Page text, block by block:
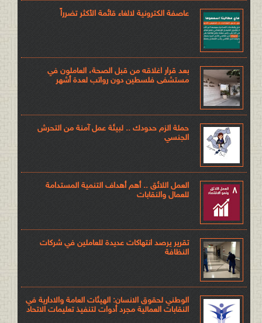
عاصفة الكترونية لالغاء قائمة الأكثر تضرراً
بعد قرار اغلاقه من قبل الصحة، العاملون في
مستشفى فلسطين دون رواتب لعدة أشهر
حملة الزم حدودك .. لبيئة عمل آمنة من التحرش
الجنسي
العمل اللائق .. أهم أهداف التنمية المستدامة
للعمال والنقابات
تقرير يرصد انتهاكات عديدة للعاملين في شركات
النظافة
الوطني لحقوق الانسان: الهيئات العامة والادارية في
النقابات العمالية مجرد أدوات لتنفيذ تعليمات الاتحاد